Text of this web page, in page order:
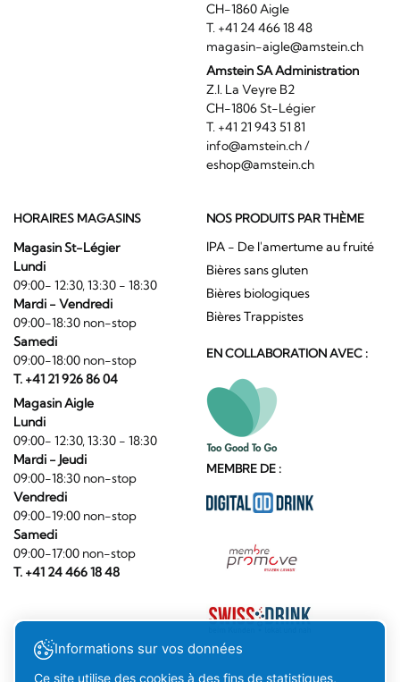
CH-1860 Aigle
T. +41 24 466 18 48
magasin-aigle@amstein.ch
Amstein SA Administration
Z.I. La Veyre B2
CH-1806 St-Légier
T. +41 21 943 51 81
info@amstein.ch/
eshop@amstein.ch
HORAIRES MAGASINS
Magasin St-Légier
Lundi
09:00- 12:30, 13:30 - 18:30
Mardi - Vendredi
09:00-18:30 non-stop
Samedi
09:00-18:00 non-stop
T. +41 21 926 86 04
Magasin Aigle
Lundi
09:00- 12:30, 13:30 - 18:30
Mardi - Jeudi
09:00-18:30 non-stop
Vendredi
09:00-19:00 non-stop
Samedi
09:00-17:00 non-stop
T. +41 24 466 18 48
NOS PRODUITS PAR THÈME
IPA - De l'amertume au fruité
Bières sans gluten
Bières biologiques
Bières Trappistes
EN COLLABORATION AVEC :
MEMBRE DE :
Informations sur vos données
Ce site utilise des cookies à des fins de statistiques,